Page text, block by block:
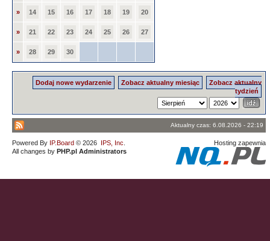
» 14 15 16 17 18 19 20
» 21 22 23 24 25 26 27
» 28 29 30
Dodaj nowe wydarzenie Zobacz aktualny miesiąc
Zobacz aktualny
tydzień
Aktualny czas: 6.08.2026 - 22:19
Powered By IP.Board © 2026 IPS, Inc
All changes by PHP.pl Administrators
Hosting zapewnia